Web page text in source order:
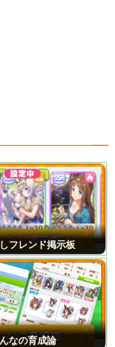
フレンド掲示板
なの育成論